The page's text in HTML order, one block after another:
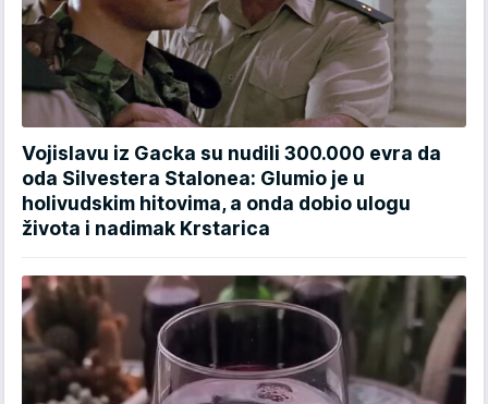
Vojislavu iz Gacka su nudili 300.000 evra da
oda Silvestera Stalonea: Glumio je u
holivudskim hitovima, a onda dobio ulogu
života i nadimak Krstarica